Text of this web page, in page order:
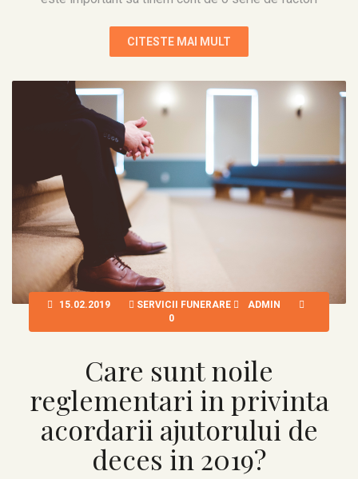
CITESTE MAI MULT
15.02.2019 SERVICII FUNERARE
ADMIN
0
Care sunt noile
reglementari in privinta
acordarii ajutorului de
deces in 2019?